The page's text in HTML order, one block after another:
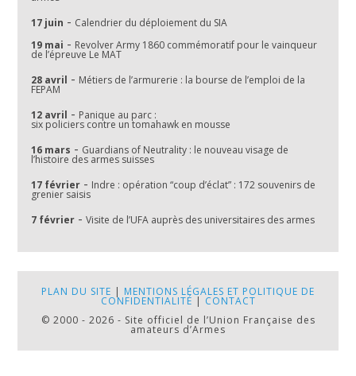
17 juin - Calendrier du déploiement du SIA
19 mai - Revolver Army 1860 commémoratif pour le vainqueur
de l’épreuve Le MAT
28 avril - Métiers de l’armurerie : la bourse de l’emploi de la
FEPAM
12 avril - Panique au parc :
six policiers contre un tomahawk en mousse
16 mars - Guardians of Neutrality : le nouveau visage de
l’histoire des armes suisses
17 février - Indre : opération “coup d’éclat” : 172 souvenirs de
grenier saisis
7 février -Visite de l’UFA auprès des universitaires des armes
PLAN DU SITE | MENTIONS LÉGALES ET POLITIQUE DE
CONFIDENTIALITÉ | CONTACT
© 2000 - 2026 - Site officiel de l’Union Française des
amateurs d’Armes